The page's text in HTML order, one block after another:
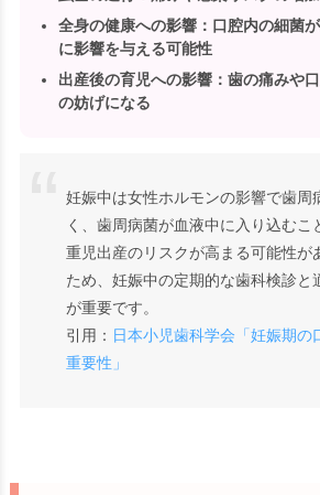
全身の健康への影響：口腔内の細菌
に影響を与える可能性
出産後の育児への影響：歯の痛みや
の妨げになる
妊娠中は女性ホルモンの影響で歯周
く、歯周病菌が血液中に入り込むこ
重児出産のリスクが高まる可能性が
ため、妊娠中の定期的な歯科検診と
が重要です。
引用： 日本小児歯科学会「妊娠期の
重要性」